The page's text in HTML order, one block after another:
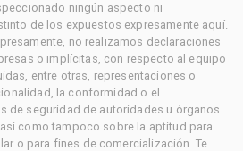
ningún aspecto ni
de los expuestos expresamente aquí.
no realizamos declaraciones
o implícitas, con respecto al equipo
entre otras, representaciones o
la conformidad o el
de seguridad de autoridades u órganos
como tampoco sobre la aptitud para
o para fines de comercialización. Te